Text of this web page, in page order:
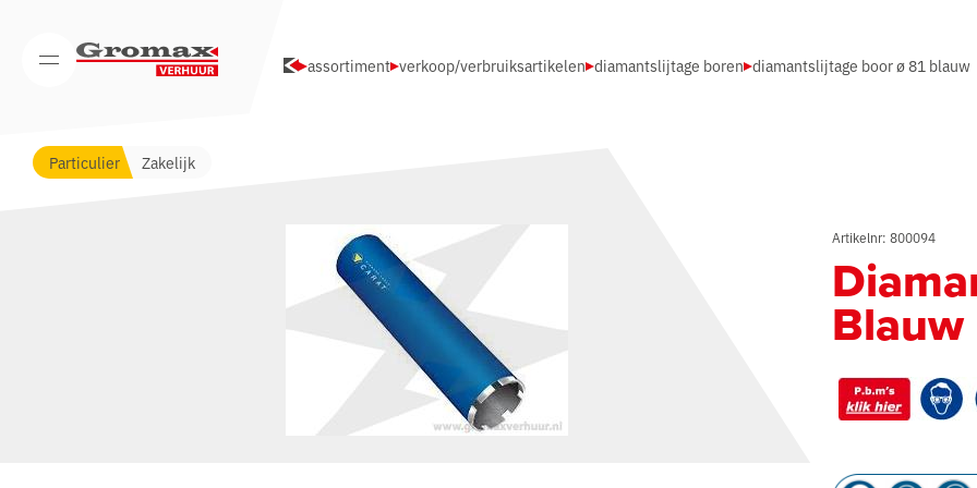
Open/Sluit mobiel menu
Particulier Zakelijk
assortiment verkoop/verbruiksartikelen diamantslijtage boren diamantslijtage boor ø 81 blauw
Artikelnr: 800094
Blauw